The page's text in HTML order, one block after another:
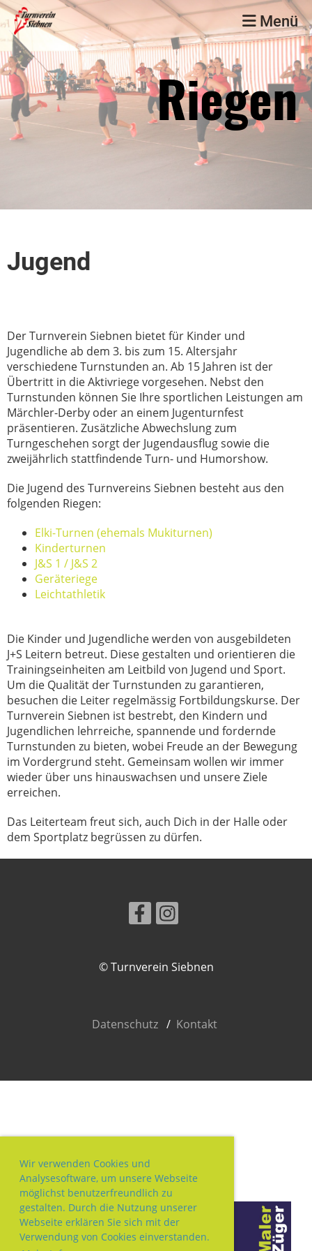
Wir verwenden Cookies und
Analysesoftware, um unsere Webseite
möglichst benutzerfreundlich zu
gestalten. Durch die Nutzung unserer
Webseite erklären Sie sich mit der
Verwendung von Cookies einverstanden.
Menü
Riegen
Jugend
Der Turnverein Siebnen bietet für Kinder und
Jugendliche ab dem 3. bis zum 15. Altersjahr
verschiedene Turnstunden an. Ab 15 Jahren ist der
Übertritt in die Aktivriege vorgesehen. Nebst den
Turnstunden können Sie Ihre sportlichen Leistungen am
Märchler-Derby oder an einem Jugenturnfest
präsentieren. Zusätzliche Abwechslung zum
Turngeschehen sorgt der Jugendausflug sowie die
zweijährlich stattfindende Turn- und Humorshow.
Die Jugend des Turnvereins Siebnen besteht aus den
folgenden Riegen:
Elki-Turnen (ehemals Mukiturnen)
Kinderturnen
J&S 1 / J&S 2
Geräteriege
Leichtathletik
Die Kinder und Jugendliche werden von ausgebildeten
J+S Leitern betreut. Diese gestalten und orientieren die
Trainingseinheiten am Leitbild von Jugend und Sport.
Um die Qualität der Turnstunden zu garantieren,
besuchen die Leiter regelmässig Fortbildungskurse. Der
Turnverein Siebnen ist bestrebt, den Kindern und
Jugendlichen lehrreiche, spannende und fordernde
Turnstunden zu bieten, wobei Freude an der Bewegung
im Vordergrund steht. Gemeinsam wollen wir immer
wieder über uns hinauswachsen und unsere Ziele
erreichen.
Das Leiterteam freut sich, auch Dich in der Halle oder
dem Sportplatz begrüssen zu dürfen.
© Turnverein Siebnen
Datenschutz / Kontakt